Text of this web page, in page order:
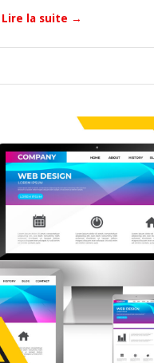
Lire la suite →